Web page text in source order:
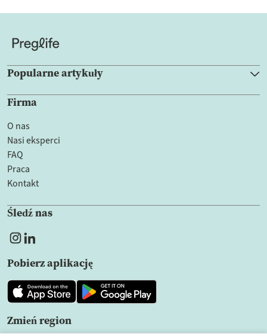
Popularne artykuły
Firma
O nas
Nasi eksperci
FAQ
Praca
Kontakt
Śledź nas
Pobierz aplikację
Zmień region